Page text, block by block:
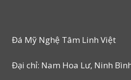
Đá Mỹ Nghệ Tâm Linh Việt
Đại chỉ: Nam Hoa Lư, Ninh